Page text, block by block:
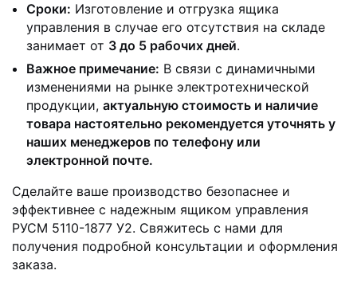
Сроки: Изготовление и отгрузка ящика
управления в случае его отсутствия на складе
занимает от 3 до 5 рабочих дней.
Важное примечание: В связи с динамичными
изменениями на рынке электротехнической
продукции, актуальную стоимость и наличие
товара настоятельно рекомендуется уточнять у
наших менеджеров по телефону или
электронной почте.
Сделайте ваше производство безопаснее и
эффективнее с надежным ящиком управления
РУСМ 5110-1877 У2. Свяжитесь с нами для
получения подробной консультации и оформления
заказа.